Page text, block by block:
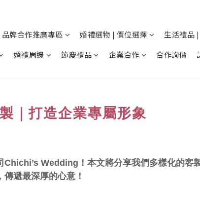
品牌合作推廣專區 婚禮選物 | 價位選擇
生活禮品
婚禮周邊 節慶禮品 企業合作 合作詢價
｜打造企業專屬形象
Wedding！本文將分享我們多樣化的客
遞最深厚的心意！